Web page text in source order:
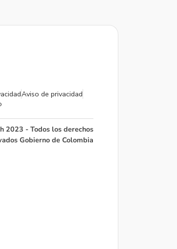
Aviso de privacidad
2023 - Todos los derechos
Gobierno de Colombia